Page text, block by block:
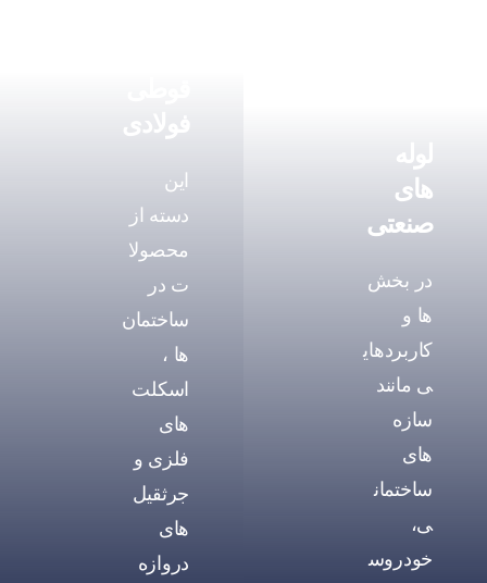
های
صنعتی
در بخش
ها و
کاربردهای
ی مانند
سازه
های
ساختمان
ی،
خودروس
این
دسته از
محصولا
ت در
ساختمان
ها ،
اسکلت
های
فلزی و
جرثقیل
های
دروازه